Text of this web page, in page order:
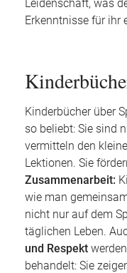
Leidenschaft, was
Erkenntnisse für ihr
Kinderbücher über
so beliebt: Sie sind
vermitteln den
Lektionen. Sie
Zusammenarbeit:
wie man
nicht nur auf dem
täglichen Leben.
und Respekt
behandelt: Sie